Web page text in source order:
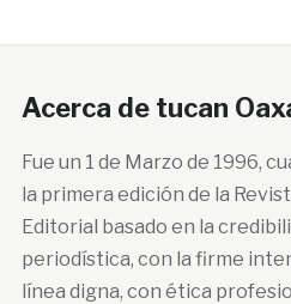
Acerca de tucan
Fue un 1 de Marzo de 1996,
la primera edición de la
Editorial basado en la
periodística, con la firme
línea digna, con ética